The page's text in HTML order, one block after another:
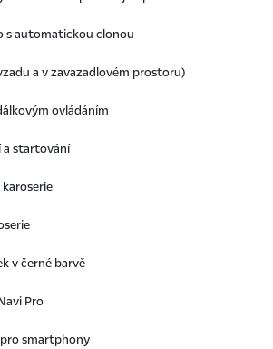
s automatickou clonou
a v zavazadlovém prostoru)
ovládáním
a startování
v černé barvě
Pro
smartphony